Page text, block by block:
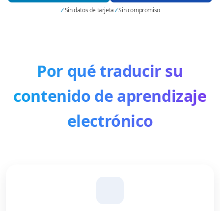
✓Sin datos de tarjeta✓Sin compromiso
Por qué traducir su
contenido de aprendizaje
electrónico